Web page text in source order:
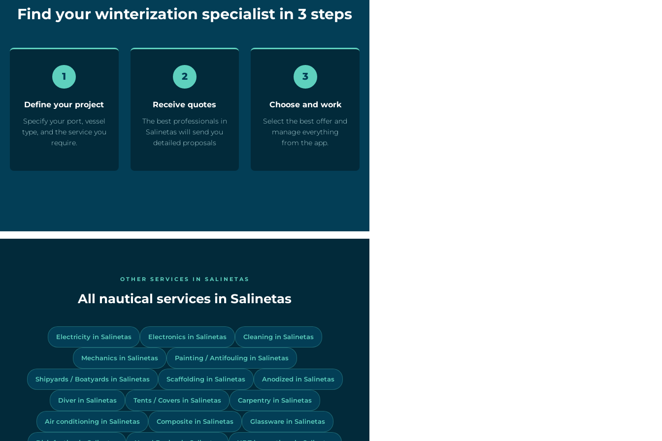
Find your winterization specialist in 3 steps
1
Define your project
Specify your port, vessel
type, and the service you
require.
2
Receive quotes
The best professionals in
Salinetas will send you
detailed proposals
3
Choose and work
Select the best offer and
manage everything
from the app.
OTHER SERVICES IN SALINETAS
All nautical services in Salinetas
Electricity in Salinetas Electronics in Salinetas Cleaning in Salinetas
Mechanics in Salinetas Painting / Antifouling in Salinetas
Shipyards / Boatyards in Salinetas Scaffolding in Salinetas Anodized in Salinetas
Diver in Salinetas Tents / Covers in Salinetas Carpentry in Salinetas
Air conditioning in Salinetas Composite in Salinetas Glassware in Salinetas